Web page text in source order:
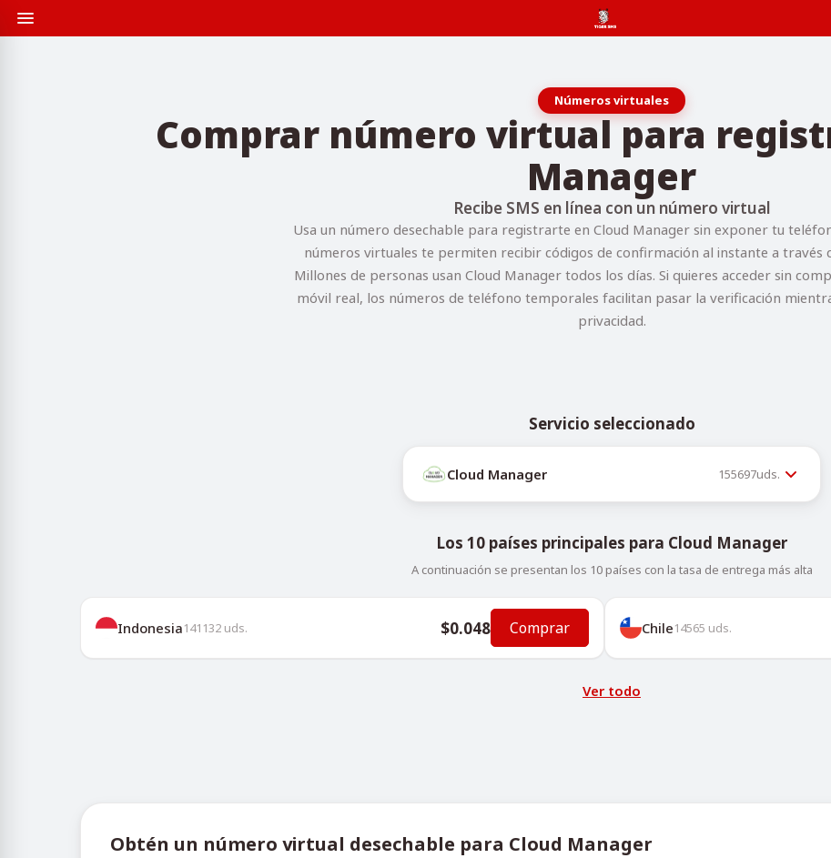
Números virtuales
Comprar número virtual para
Manager
Recibe SMS en línea con un número virtual
Usa un número desechable para registrarte en Cloud Manager sin exponer tu
números virtuales te permiten recibir códigos de confirmación al instante a través
Millones de personas usan Cloud Manager todos los días. Si quieres acceder sin
móvil real, los números de teléfono temporales facilitan pasar la verificación
privacidad.
Servicio seleccionado
Cloud Manager 155697uds.
Los 10 países principales para Cloud Manager
A continuación se presentan los 10 países con la tasa de entrega más alta
Indonesia141132 uds. $0.048 Comprar Chile14565 uds.
Ver todo
Obtén un número virtual desechable para Cloud Manager